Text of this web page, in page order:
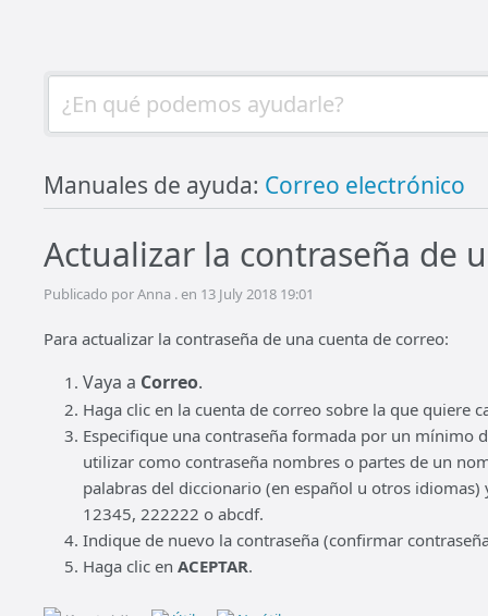
Manuales de ayuda: Correo electrónico
Actualizar la contraseña de
Publicado por Anna . en 13 July 2018 19:01
Para actualizar la contraseña de una cuenta de correo:
Vaya a Correo.
Haga clic en la cuenta de correo sobre la que quiere
Especifique una contraseña formada por un mínimo
utilizar como contraseña nombres o partes de un
palabras del diccionario (en español u otros
12345, 222222 o abcdf.
Indique de nuevo la contraseña (confirmar
Haga clic en ACEPTAR.